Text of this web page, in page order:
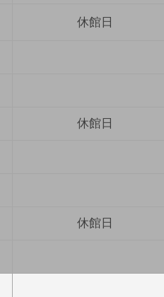
休館日
休館日
休館日